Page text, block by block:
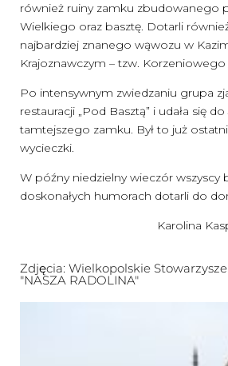
również ruiny zamku zbudowanego
Wielkiego oraz basztę. Dotarli
najbardziej znanego wąwozu w
Krajoznawczym – tzw. Korzeniowego
Po intensywnym zwiedzaniu grupa
restauracji „Pod Basztą” i udała się
tamtejszego zamku. Był to już
wycieczki.
W późny niedzielny wieczór wszyscy
doskonałych humorach dotarli do
Karolina
Zdjęcia: Wielkopolskie
"NASZA RADOLINA"